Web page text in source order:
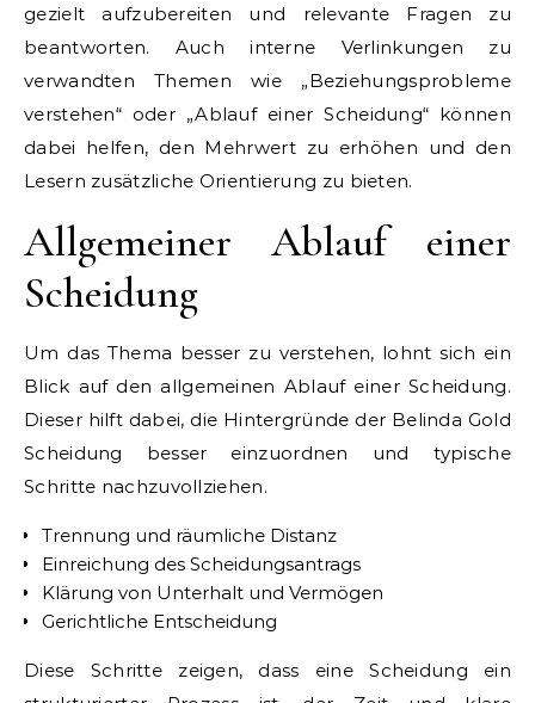
gezielt aufzubereiten und relevante Fragen zu
beantworten. Auch interne Verlinkungen zu
verwandten Themen wie „Beziehungsprobleme
verstehen“ oder „Ablauf einer Scheidung“ können
dabei helfen, den Mehrwert zu erhöhen und den
Lesern zusätzliche Orientierung zu bieten.
Allgemeiner Ablauf einer
Scheidung
Um das Thema besser zu verstehen, lohnt sich ein
Blick auf den allgemeinen Ablauf einer Scheidung.
Dieser hilft dabei, die Hintergründe der Belinda Gold
Scheidung besser einzuordnen und typische
Schritte nachzuvollziehen.
Trennung und räumliche Distanz
Einreichung des Scheidungsantrags
Klärung von Unterhalt und Vermögen
Gerichtliche Entscheidung
Diese Schritte zeigen, dass eine Scheidung ein